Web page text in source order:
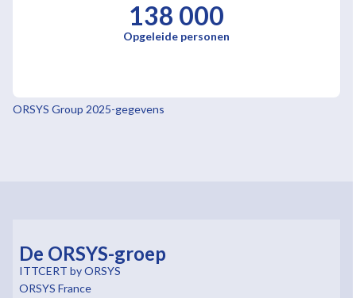
138 000
Opgeleide personen
ORSYS Group 2025-gegevens
De ORSYS-groep
ITTCERT by ORSYS
ORSYS France